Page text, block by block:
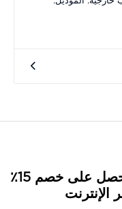
اشترك في النشرة الإخبارية واحصل على خصم 15٪